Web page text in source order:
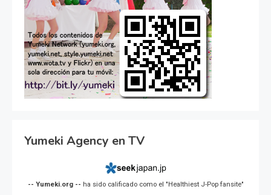
Yumeki Agency en TV
-- Yumeki.org -- ha sido calificado como el "Healthiest J-Pop fansite"